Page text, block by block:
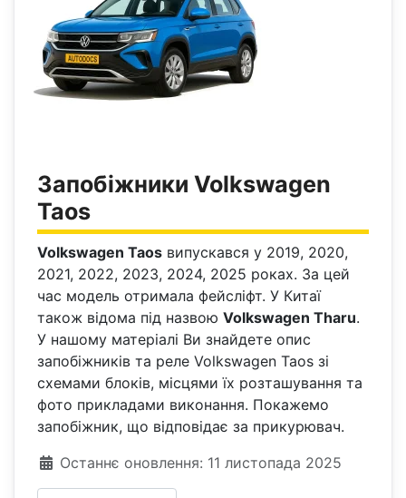
Запобіжники Volkswagen
Taos
Volkswagen Taos випускався у 2019, 2020,
2021, 2022, 2023, 2024, 2025 роках. За цей
час модель отримала фейсліфт. У Китаї
також відома під назвою Volkswagen Tharu.
У нашому матеріалі Ви знайдете опис
запобіжників та реле Volkswagen Taos зі
схемами блоків, місцями їх розташування та
фото прикладами виконання. Покажемо
запобіжник, що відповідає за прикурювач.
Деталі
Останнє оновлення: 11 листопада 2025